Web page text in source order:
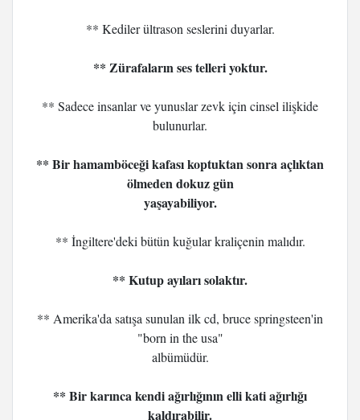
** Kediler ültrason seslerini duyarlar.
** Zürafaların ses telleri yoktur.
** Sadece insanlar ve yunuslar zevk için cinsel ilişkide
bulunurlar.
** Bir hamamböceği kafası koptuktan sonra açlıktan
ölmeden dokuz gün
yaşayabiliyor.
** İngiltere'deki bütün kuğular kraliçenin malıdır.
** Kutup ayıları solaktır.
** Amerika'da satışa sunulan ilk cd, bruce springsteen'in
"born in the usa"
albümüdür.
** Bir karınca kendi ağırlığının elli kati ağırlığı
kaldırabilir.